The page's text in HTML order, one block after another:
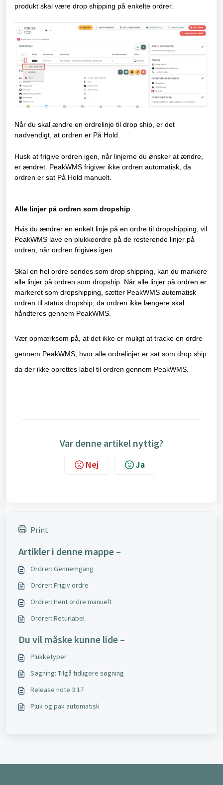
produkt skal være drop shipping på enkelte ordrer.
Når du skal ændre en ordrelinje til drop ship, er det
nødvendigt, at ordren er På Hold.
Husk at frigive ordren igen, når linjerne du ønsker at ændre,
er ændret. PeakWMS frigiver ikke ordren automatisk, da
ordren er sat På Hold manuelt.
Alle linjer på ordren som dropship
Hvis du ændrer en enkelt linje på en ordre til dropshipping, vil
PeakWMS lave en plukkeordre på de resterende linjer på
ordren, når ordren frigives igen.
Skal en hel ordre sendes som drop shipping, kan du markere
alle linjer på ordren som dropship. Når alle linjer på ordren er
markeret som dropshipping, sætter PeakWMS automatisk
ordren til status dropship, da ordren ikke længere skal
håndteres gennem PeakWMS.
Vær opmærksom på, at det ikke er muligt at tracke en ordre
gennem PeakWMS, hvor alle ordrelinjer er sat som drop ship.
da der ikke oprettes label til ordren gennem PeakWMS.
Var denne artikel nyttig?
Nej Ja
Print
Artikler i denne mappe –
Ordrer: Gennemgang
Ordrer: Frigiv ordre
Ordrer: Hent ordre manuelt
Ordrer: Returlabel
Du vil måske kunne lide –
Plukketyper
Søgning: Tilgå tidligere søgning
Release note 3.17
Pluk og pak automatisk